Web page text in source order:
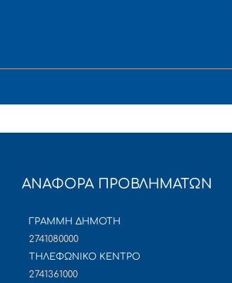
ΑΝΑΦΟΡΑ ΠΡΟΒΛΗΜΑΤΩΝ
ΓΡΑΜΜΗ ΔΗΜΟΤΗ
2741080000
ΤΗΛΕΦΩΝΙΚΟ ΚΕΝΤΡΟ
2741361000